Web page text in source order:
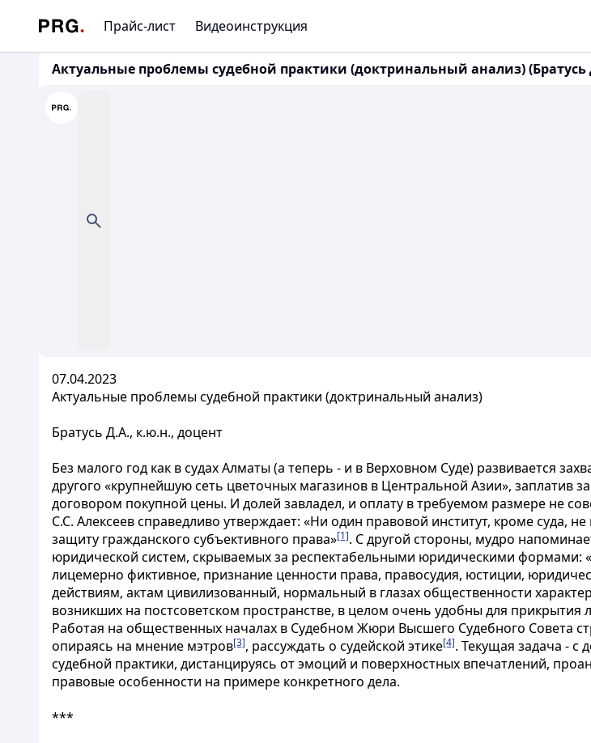
Прайс-лист Видеоинструкция
Актуальные проблемы судебной практики (доктринальный анализ)
07.04.2023
Актуальные проблемы судебной практики (доктринальный анализ)
Братусь Д.А., к.ю.н., доцент
Без малого год как в судах Алматы (а теперь - и в Верховном Суде) развивается
другого «крупнейшую сеть цветочных магазинов в Центральной Азии», заплатив
договором покупной цены. И долей завладел, и оплату в требуемом размере не
С.С. Алексеев справедливо утверждает: «Ни один правовой институт, кроме
защиту гражданского субъективного права»[1]. С другой стороны, мудро
юридической систем, скрываемых за респектабельными юридическими формами:
лицемерно фиктивное, признание ценности права, правосудия, юстиции,
действиям, актам цивилизованный, нормальный в глазах общественности
возникших на постсоветском пространстве, в целом очень удобны для прикрытия
Работая на общественных началах в Судебном Жюри Высшего Судебного Совета
опираясь на мнение мэтров[3], рассуждать о судейской этике[4]. Текущая задача -
судебной практики, дистанцируясь от эмоций и поверхностных впечатлений,
правовые особенности на примере конкретного дела.
***